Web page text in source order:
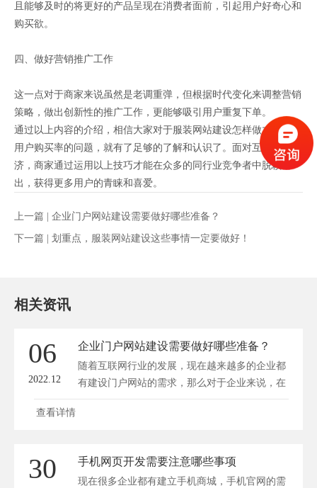
且能够及时的将更好的产品呈现在消费者面前，引起用户好奇心和
购买欲。
四、做好营销推广工作
这一点对于商家来说虽然是老调重弹，但根据时代变化来调整营销
策略，做出创新性的推广工作，更能够吸引用户重复下单。
通过以上内容的介绍，相信大家对于服装网站建设怎样做才能提高
用户购买率的问题，就有了足够的了解和认识了。面对互联网经
济，商家通过运用以上技巧才能在众多的同行业竞争者中脱颖而
出，获得更多用户的青睐和喜爱。
上一篇 | 企业门户网站建设需要做好哪些准备？
下一篇 | 划重点，服装网站建设这些事情一定要做好！
相关资讯
06
2022.12
企业门户网站建设需要做好哪些准备？
随着互联网行业的发展，现在越来越多的企业都
有建设门户网站的需求，那么对于企业来说，在
建...
查看详情
30 手机网页开发需要注意哪些事项
现在很多企业都有建立手机商城，手机官网的需